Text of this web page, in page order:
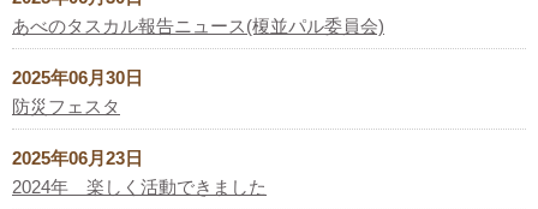
あべのタスカル報告ニュース(榎並パル委員会)
2025年06月30日
防災フェスタ
2025年06月23日
2024年 楽しく活動できました